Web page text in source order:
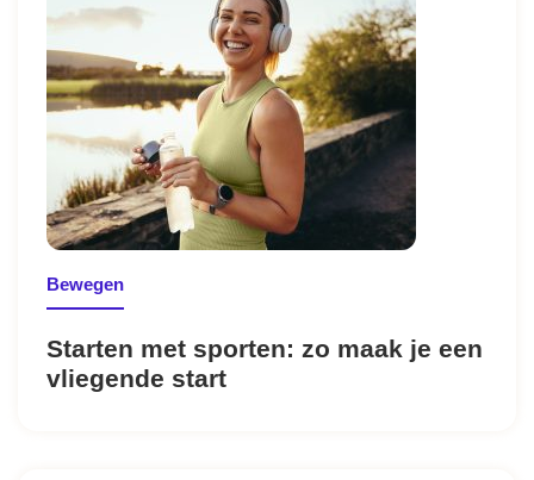
Bewegen
Starten met sporten: zo maak je een
vliegende start